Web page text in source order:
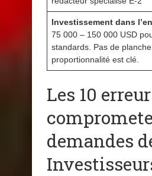
Investissement dans
75 000 – 150 000 USD
standards. Pas de
proportionnalité est clé.
Les 10
demandes